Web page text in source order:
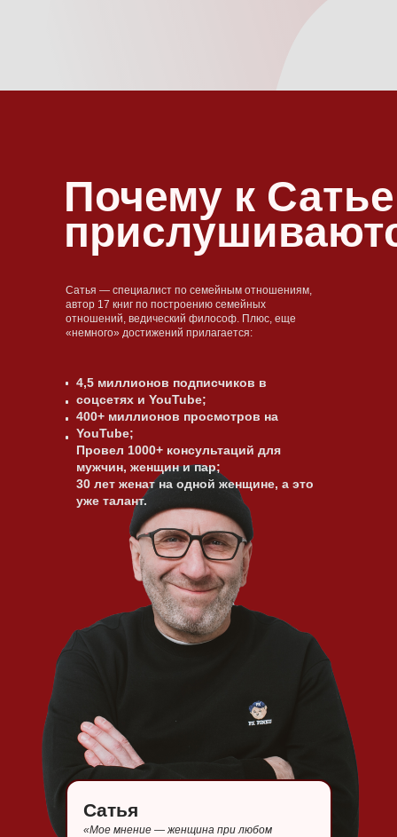
Сатья — специалист по семейным отношениям,
автор 17 книг по построению семейных
отношений, ведический философ. Плюс, еще
«немного» достижений прилагается:
Почему к Сатье
4,5 миллионов подписчиков в
соцсетях и YouTube;
400+ миллионов просмотров на
YouTube;
Провел 1000+ консультаций для
мужчин, женщин и пар;
30 лет женат на одной женщине, а это
уже талант.
«Мое мнение — женщина при любом
Сатья